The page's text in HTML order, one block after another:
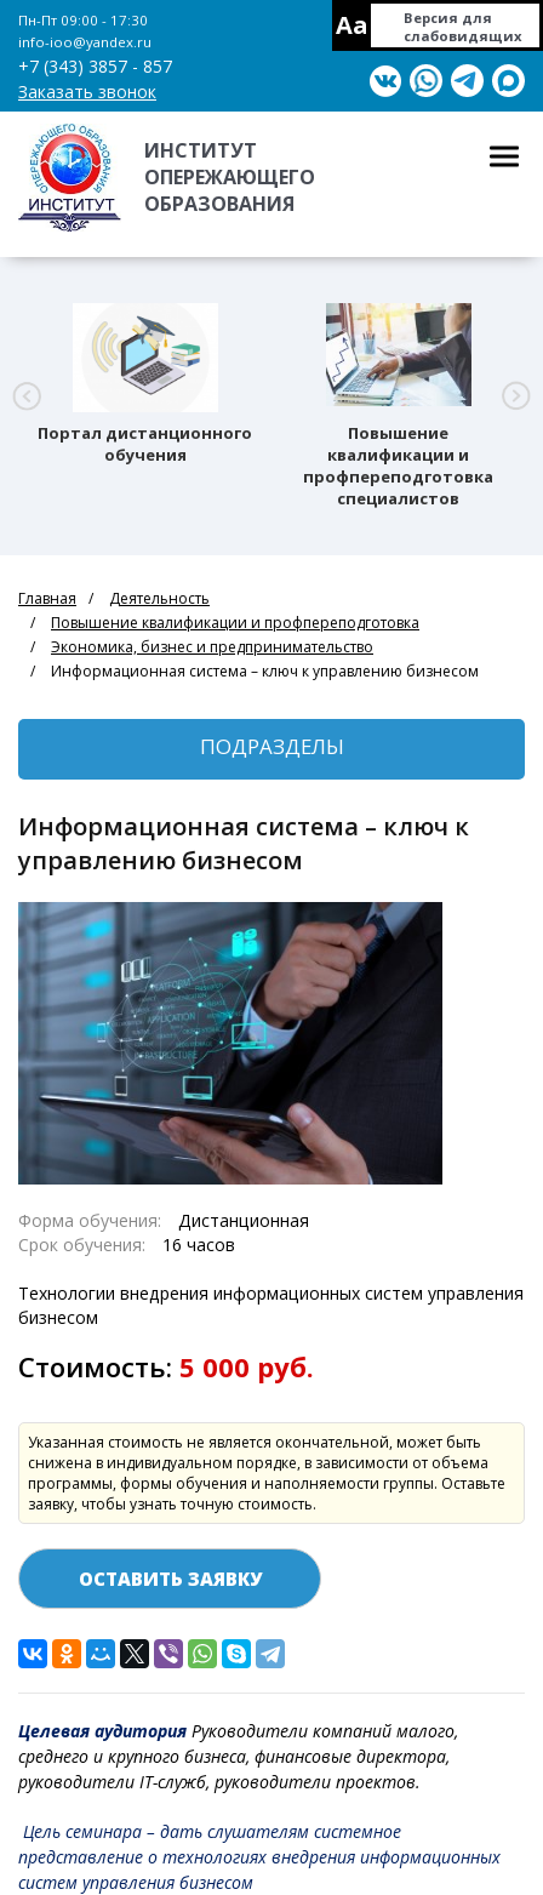
Пн-Пт 09:00 - 17:30
info-ioo@yandex.ru
+7 (343) 3857 - 857
Заказать звонок
Aa
Версия для
слабовидящих
ИНСТИТУТ
ОПЕРЕЖАЮЩЕГО
ОБРАЗОВАНИЯ
Портал дистанционного
обучения
Повышение
квалификации и
профпереподготовка
специалистов
Главная
Деятельность
Повышение квалификации и профпереподготовка
Экономика, бизнес и предпринимательство
Информационная система – ключ к управлению бизнесом
ПОДРАЗДЕЛЫ
Информационная система – ключ к
управлению бизнесом
Форма обучения:
Дистанционная
Срок обучения:
16 часов
Технологии внедрения информационных систем управления
бизнесом
Стоимость: 5 000 руб.
Указанная стоимость не является окончательной, может быть
снижена в индивидуальном порядке, в зависимости от объема
программы, формы обучения и наполняемости группы. Оставьте
заявку, чтобы узнать точную стоимость.
ОСТАВИТЬ ЗАЯВКУ
Целевая аудитория Руководители компаний малого,
среднего и крупного бизнеса, финансовые директора,
руководители IT-служб, руководители проектов.
Цель семинара – дать слушателям системное
представление о технологиях внедрения информационных
систем управления бизнесом